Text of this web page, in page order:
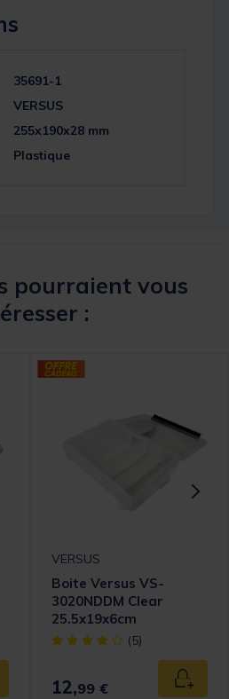
35691-1
VERSUS
255x190x28 mm
Plastique
pourraient vous
:
Rating
au panier
VERSUS
Boite Versus VS-
3020NDDM Clear
25.5x19x6cm
[object Object] out of 5
(5)
12,99 €